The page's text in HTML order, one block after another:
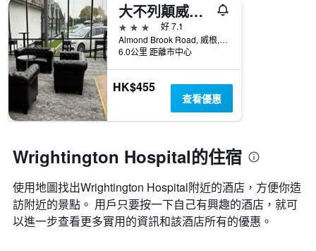
大不列顛威根酒店
3星級
好 7.1
Almond Brook Road, 威根, 英國
6.0公里 距離市中心
HK$455
查看優惠
Wrightington Hospital的住宿
使用地圖找出Wrightington Hospital​附近的酒店，方便你造
訪附近的景點。 用戶只要按一下自己有興趣的酒店，就可
以進一步查看更多實用的資訊和該酒店所有的優惠。